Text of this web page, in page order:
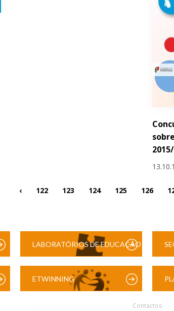
‹ 122 123 124 125 126
LABORATÓRIOS DE EDUCAÇÃO
ETWINNING
Contactos